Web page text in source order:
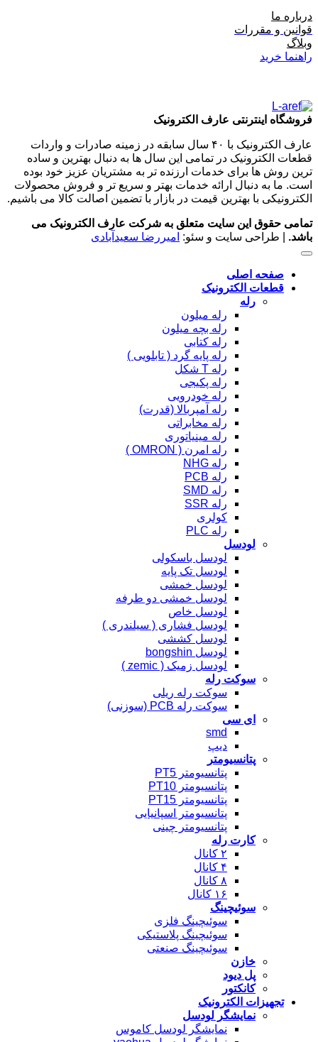
درباره ما
قوانین و مقررات
وبلاگ
راهنما خرید
فروشگاه اینترنتی عارف الکترونیک
عارف الکترونیک با ۴۰ سال سابقه در زمینه صادرات و واردات
قطعات الکترونیک در تمامی این سال ها به دنبال بهترین و ساده
ترین روش ها برای خدمات ارزنده تر به مشتریان عزیز خود بوده
است. ما به دنبال ارائه خدمات بهتر و سریع تر و فروش محصولات
الکترونیکی با بهترین قیمت در بازار با تضمین اصالت کالا می باشیم.
تمامی حقوق این سایت متعلق به شرکت عارف الکترونیک می
باشد. | طراحی سایت و سئو: امیررضا سعیدآبادی
صفحه اصلی
قطعات الکترونیک
رله
رله میلون
رله بچه میلون
رله کتابی
رله پایه گرد ( تابلویی )
رله T شکل
رله پکیجی
رله خودرویی
رله آمپربالا (قدرت)
رله مخابراتی
رله مینیاتوری
رله امرن ( OMRON )
رله NHG
رله PCB
رله SMD
رله SSR
کولری
رله PLC
لودسل
لودسل باسکولی
لودسل تک پایه
لودسل خمشی
لودسل خمشی دو طرفه
لودسل خاص
لودسل فشاری ( سیلندری )
لودسل کششی
لودسل bongshin
لودسل زمیک ( zemic )
سوکت رله
سوکت رله ریلی
سوکت رله PCB (سوزنی)
ای سی
smd
دیپ
پتانسیومتر
پتانسیومتر PT5
پتانسیومتر PT10
پتانسیومتر PT15
پتانسیومتر اسپانیایی
پتانسیومتر چینی
کارت رله
۲ کانال
۴ کانال
۸ کانال
۱۶ کانال
سوئیچینگ
سوئیچینگ فلزی
سوئیچینگ پلاستیکی
سوئیچینگ صنعتی
خازن
پل دیود
کانکتور
تجهیزات الکترونیک
نمایشگر لودسل
نمایشگر لودسل کاموس